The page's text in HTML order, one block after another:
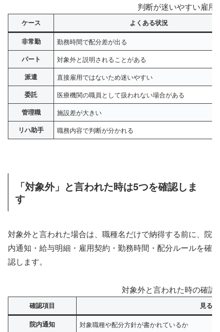
判断が迷いやすい雇用
ケース よくある状況
非常勤 勤務時間で配分差が出る
パート 対象外と説明されることがある
派遣 直接雇用ではないため迷いやすい
委託 医療機関の職員として扱われない場合がある
管理職 施設差が大きい
リハ助手 職務内容で判断が分かれる
「対象外」と言われた時は5つを確認しま
す
対象外と言われた場合は、職種名だけで納得する前に、院
内通知・給与明細・雇用契約・勤務時間・配分ルールを確
認します。
対象外と言われた時の確認
確認項目 見る
院内通知 対象職種や配分方針が書かれているか